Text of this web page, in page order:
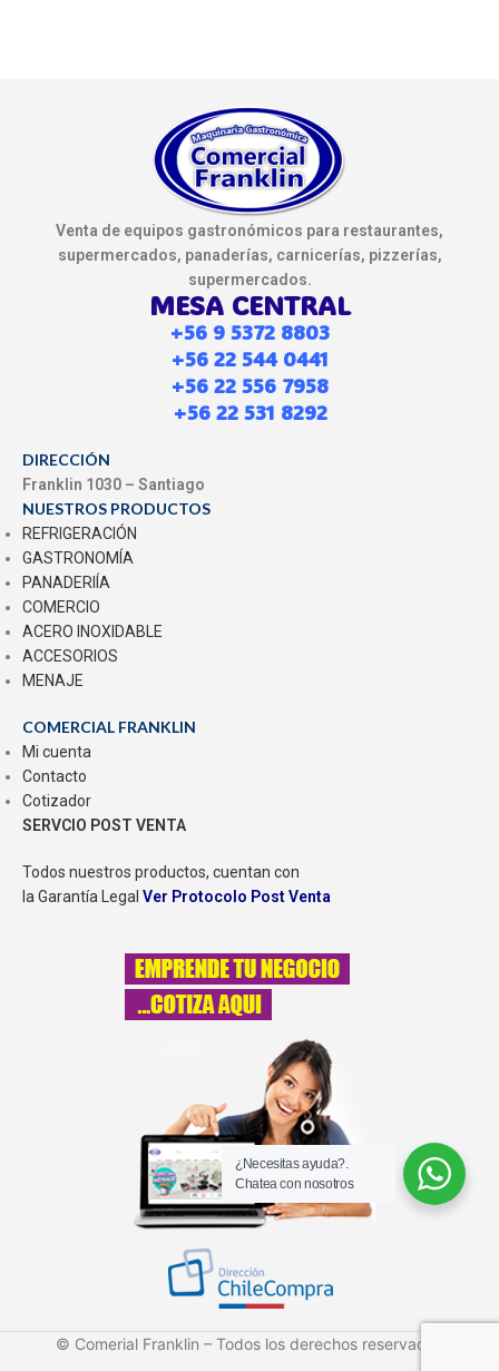
Venta de equipos gastronómicos para restaurantes,
supermercados, panaderías, carnicerías, pizzerías,
supermercados.
MESA CENTRAL
+56 9 5372 8803
+56 22 544 0441
+56 22 556 7958
+56 22 531 8292
DIRECCIÓN
Franklin 1030 – Santiago
NUESTROS PRODUCTOS
REFRIGERACIÓN
GASTRONOMÍA
PANADERIÍA
COMERCIO
ACERO INOXIDABLE
ACCESORIOS
MENAJE
COMERCIAL FRANKLIN
Mi cuenta
Contacto
Cotizador
SERVCIO POST VENTA
Todos nuestros productos, cuentan con
la Garantía Legal Ver Protocolo Post Venta
© Comerial Franklin – Todos los derechos reservados
¿Necesitas ayuda?.
Chatea con nosotros